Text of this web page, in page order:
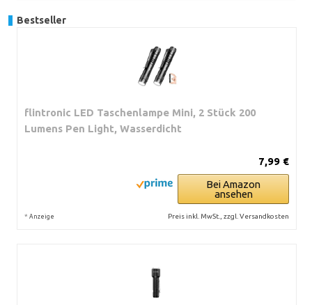
Bestseller
flintronic LED Taschenlampe Mini, 2 Stück 200
Lumens Pen Light, Wasserdicht
7,99 €
Bei Amazon
ansehen
* Anzeige Preis inkl. MwSt., zzgl. Versandkosten